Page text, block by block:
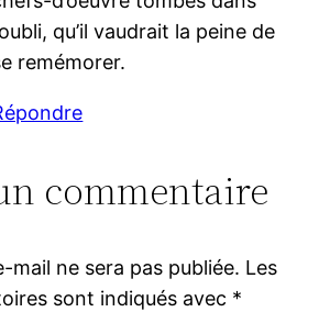
qu’il vaudrait la peine de
remémorer.
commentaire
mail ne sera pas publiée. Les
sont indiqués avec *